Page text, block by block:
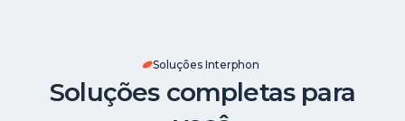
Soluções Interphon
Soluções completas para